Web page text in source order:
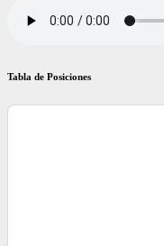
Tabla de Posiciones